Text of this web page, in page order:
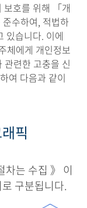
호를 위해 「개
수하여, 적법하
있습니다. 이에
체에게 개인정보
관련한 고충을 신
여 다음과 같이
픽
차는 수집 》 이
구분됩니다.